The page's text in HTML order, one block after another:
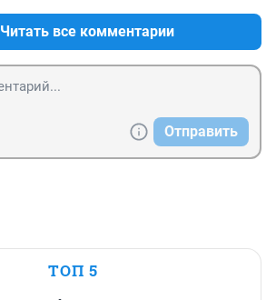
Читать все комментарии
Отправить
ТОП 5